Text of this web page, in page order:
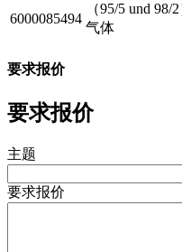
6000085494
（95/5 und 98/
气体
要求报价
要求报价
主题
要求报价